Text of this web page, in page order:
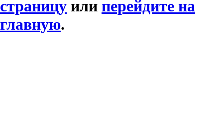
страницу или перейдите на
главную.